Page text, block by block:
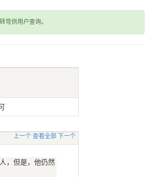
弯供用户查询。
上一个 查看全部 下一个
，但是，他仍然